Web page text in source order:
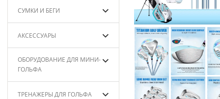
СУМКИ И БЕГИ
АКСЕССУАРЫ
ОБОРУДОВАНИЕ ДЛЯ МИНИ-
ГОЛЬФА
ТРЕНАЖЕРЫ ДЛЯ ГОЛЬФА